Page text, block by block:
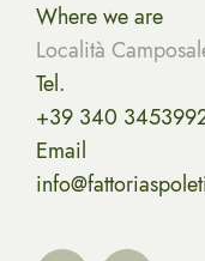
Where we are
Località
Tel.
+39 340
Email